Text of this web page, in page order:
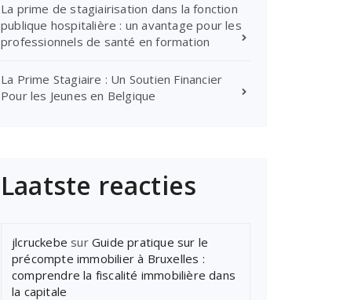
La prime de stagiairisation dans la fonction
publique hospitalière : un avantage pour les
professionnels de santé en formation
La Prime Stagiaire : Un Soutien Financier
Pour les Jeunes en Belgique
Laatste reacties
jlcruckebe sur Guide pratique sur le
précompte immobilier à Bruxelles :
comprendre la fiscalité immobilière dans
la capitale